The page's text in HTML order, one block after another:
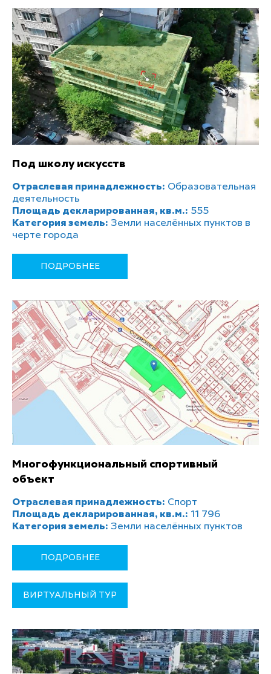
Под школу искусств
Отраслевая принадлежность: Образовательная
деятельность
Площадь декларированная, кв.м.: 555
Категория земель: Земли населённых пунктов в
черте города
ПОДРОБНЕЕ
Многофункциональный спортивный
объект
Отраслевая принадлежность: Спорт
Площадь декларированная, кв.м.: 11 796
Категория земель: Земли населённых пунктов
ПОДРОБНЕЕ
ВИРТУАЛЬНЫЙ ТУР